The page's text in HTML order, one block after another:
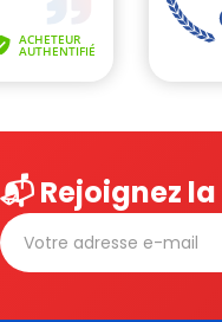
📬 Rejoignez